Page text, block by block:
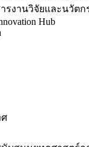
รงานวิจัยและนวัตก
Hub
ศ